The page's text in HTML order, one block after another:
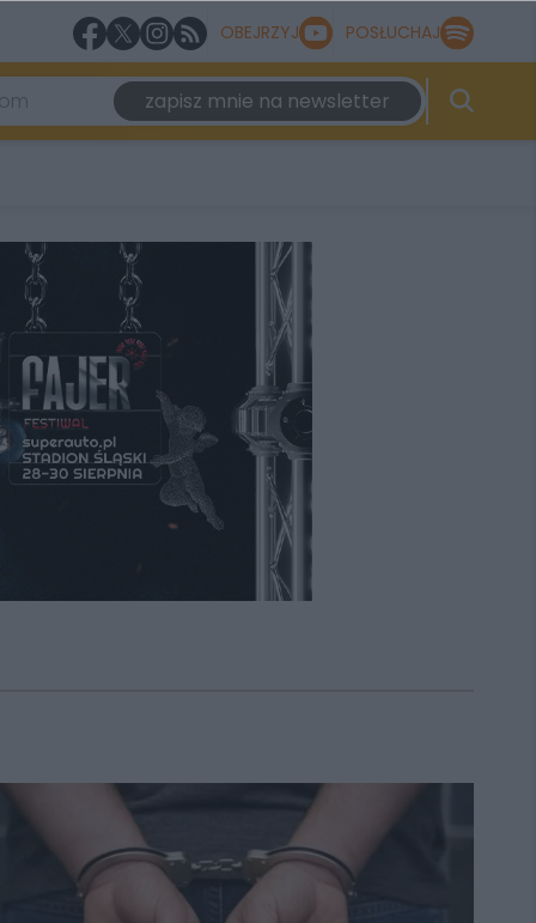
OBEJRZYJ POSŁUCHAJ
zapisz mnie na newsletter